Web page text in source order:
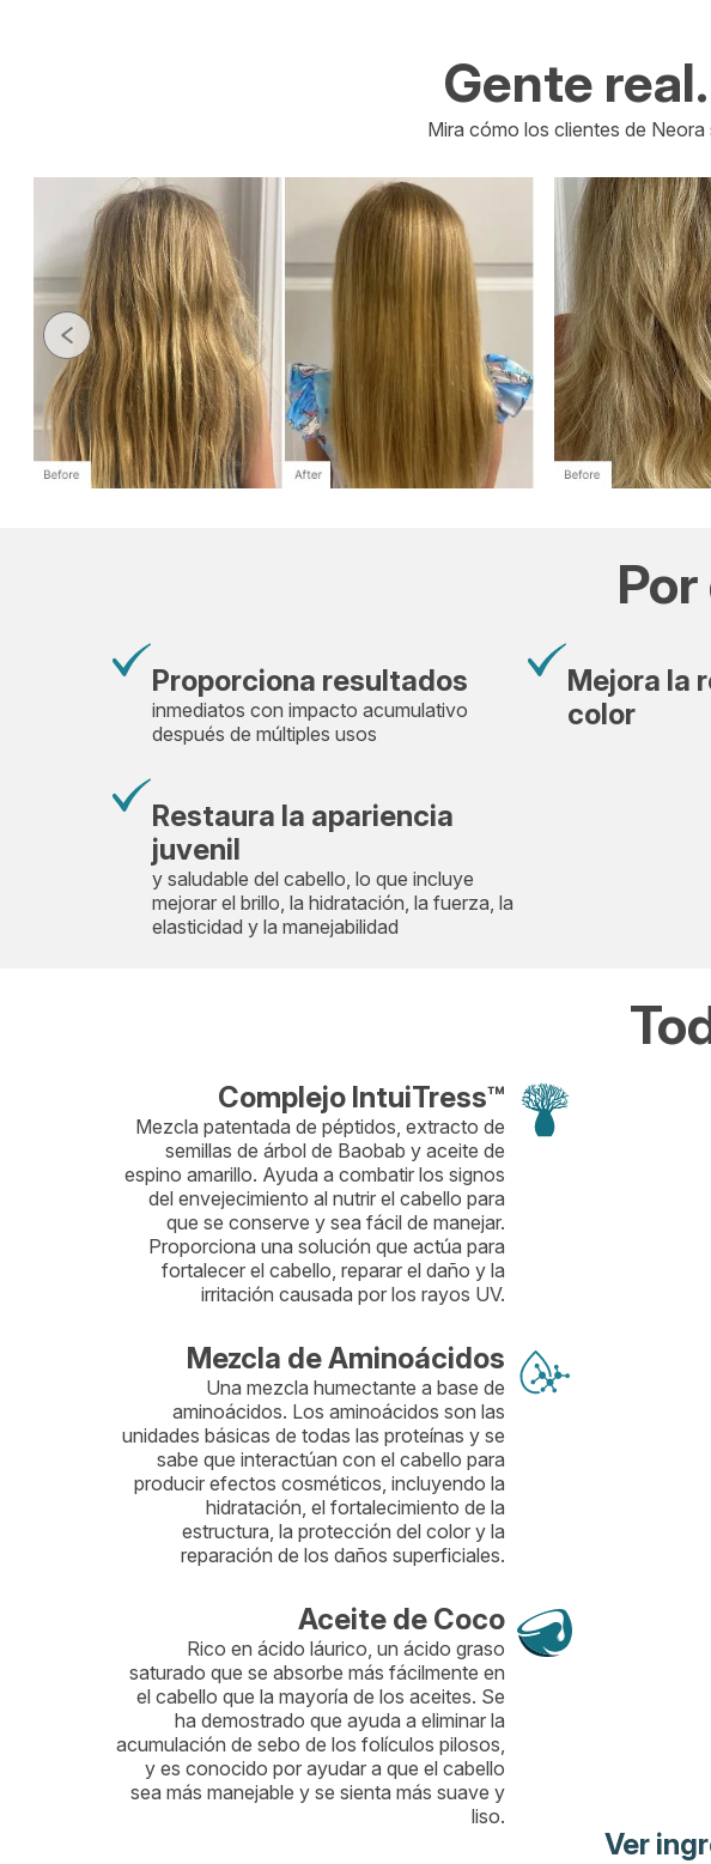
Gente
Mira cómo los clientes de
Proporciona resultados
inmediatos con impacto acumulativo
después de múltiples usos
Mejora la
color
Restaura la apariencia
juvenil
y saludable del cabello, lo que incluye
mejorar el brillo, la hidratación, la fuerza, la
elasticidad y la manejabilidad
Complejo IntuiTress™
Mezcla patentada de péptidos, extracto de
semillas de árbol de Baobab y aceite de
espino amarillo. Ayuda a combatir los signos
del envejecimiento al nutrir el cabello para
que se conserve y sea fácil de manejar.
Proporciona una solución que actúa para
fortalecer el cabello, reparar el daño y la
irritación causada por los rayos UV.
Mezcla de Aminoácidos
Una mezcla humectante a base de
aminoácidos. Los aminoácidos son las
unidades básicas de todas las proteínas y se
sabe que interactúan con el cabello para
producir efectos cosméticos, incluyendo la
hidratación, el fortalecimiento de la
estructura, la protección del color y la
reparación de los daños superficiales.
Aceite de Coco
Rico en ácido láurico, un ácido graso
saturado que se absorbe más fácilmente en
el cabello que la mayoría de los aceites. Se
ha demostrado que ayuda a eliminar la
acumulación de sebo de los folículos pilosos,
y es conocido por ayudar a que el cabello
sea más manejable y se sienta más suave y
liso.
Ver